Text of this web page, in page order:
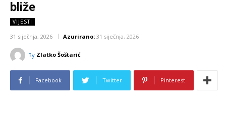
bliže
VIJESTI
31 siječnja, 2026 Azurirano: 31 siječnja, 2026
By Zlatko Šoštarić
Facebook Twitter Pinterest